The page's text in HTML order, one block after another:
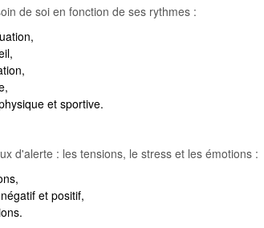
de soi en fonction de ses rythmes :
et sportive.
d'alerte : les tensions, le stress et les émotions :
et positif,